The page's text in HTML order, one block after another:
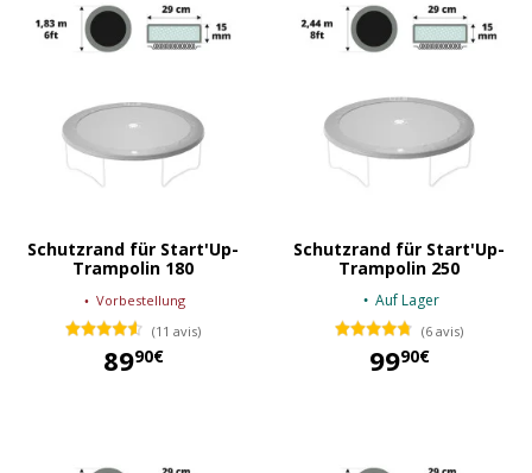
Schutzrand für Start'Up-
Trampolin 180
Vorbestellung
(11 avis)
8990€
Schutzrand für Start'Up-
Trampolin 250
Auf Lager
(6 avis)
9990€